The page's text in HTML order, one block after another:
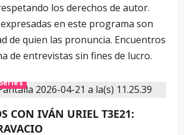
los derechos de autor.
en este programa son
de quien las pronuncia. Encuentros
de entrevistas sin fines de lucro.
CON IVÁN URIEL T3E21: